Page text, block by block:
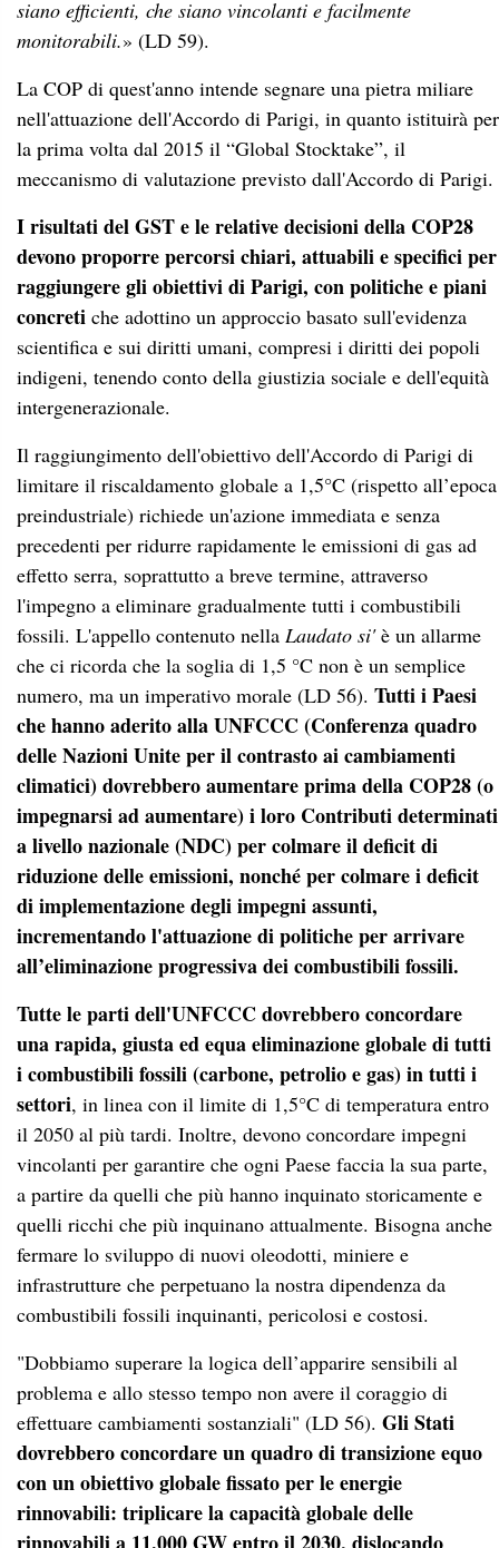
siano efficienti, che siano vincolanti e facilmente
monitorabili.» (LD 59).
La COP di quest'anno intende segnare una pietra miliare
nell'attuazione dell'Accordo di Parigi, in quanto istituirà per
la prima volta dal 2015 il “Global Stocktake”, il
meccanismo di valutazione previsto dall'Accordo di Parigi.
I risultati del GST e le relative decisioni della COP28
devono proporre percorsi chiari, attuabili e specifici per
raggiungere gli obiettivi di Parigi, con politiche e piani
concreti che adottino un approccio basato sull'evidenza
scientifica e sui diritti umani, compresi i diritti dei popoli
indigeni, tenendo conto della giustizia sociale e dell'equità
intergenerazionale.
Il raggiungimento dell'obiettivo dell'Accordo di Parigi di
limitare il riscaldamento globale a 1,5°C (rispetto all’epoca
preindustriale) richiede un'azione immediata e senza
precedenti per ridurre rapidamente le emissioni di gas ad
effetto serra, soprattutto a breve termine, attraverso
l'impegno a eliminare gradualmente tutti i combustibili
fossili. L'appello contenuto nella Laudato si'è un allarme
che ci ricorda che la soglia di 1,5 °C non è un semplice
numero, ma un imperativo morale (LD 56). Tutti i Paesi
che hanno aderito alla UNFCCC (Conferenza quadro
delle Nazioni Unite per il contrasto ai cambiamenti
climatici) dovrebbero aumentare prima della COP28 (o
impegnarsi ad aumentare) i loro Contributi determinati
a livello nazionale (NDC) per colmare il deficit di
riduzione delle emissioni, nonché per colmare i deficit
di implementazione degli impegni assunti,
incrementando l'attuazione di politiche per arrivare
all’eliminazione progressiva dei combustibili fossili.
Tutte le parti dell'UNFCCC dovrebbero concordare
una rapida, giusta ed equa eliminazione globale di tutti
i combustibili fossili (carbone, petrolio e gas) in tutti i
settori, in linea con il limite di 1,5°C di temperatura entro
il 2050 al più tardi. Inoltre, devono concordare impegni
vincolanti per garantire che ogni Paese faccia la sua parte,
a partire da quelli che più hanno inquinato storicamente e
quelli ricchi che più inquinano attualmente. Bisogna anche
fermare lo sviluppo di nuovi oleodotti, miniere e
infrastrutture che perpetuano la nostra dipendenza da
combustibili fossili inquinanti, pericolosi e costosi.
"Dobbiamo superare la logica dell’apparire sensibili al
problema e allo stesso tempo non avere il coraggio di
effettuare cambiamenti sostanziali" (LD 56). Gli Stati
dovrebbero concordare un quadro di transizione equo
con un obiettivo globale fissato per le energie
rinnovabili: triplicare la capacità globale delle